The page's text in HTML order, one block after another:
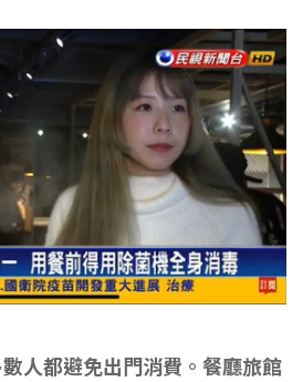
人都避免出門消費。餐廳旅館